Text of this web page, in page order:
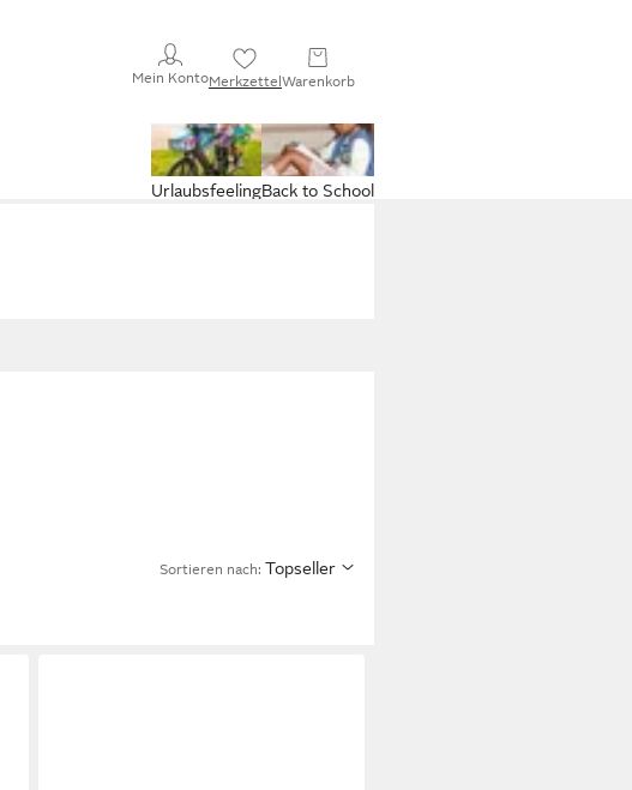
Mein KontoMerkzettelWarenkorb
Back to School
Urlaubsfeeling
Sortieren nach: Topseller